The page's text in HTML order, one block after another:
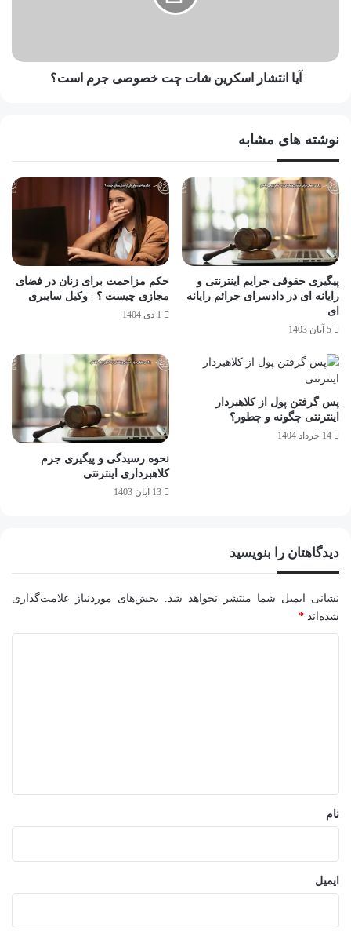
آیا انتشار اسکرین شات چت خصوصی جرم است؟
نوشته های مشابه
پیگیری حقوقی جرایم اینترنتی و
رایانه ای در دادسرای جرائم رایانه
ای
5 آبان 1403
حکم مزاحمت برای زنان در فضای
مجازی چیست ؟ | وکیل سایبری
1 دی 1404
پس گرفتن پول از کلاهبردار
اینترنتی چگونه و چطور؟
14 خرداد 1404
نحوه رسیدگی و پیگیری جرم
کلاهبرداری اینترنتی
13 آبان 1403
دیدگاهتان را بنویسید
نشانی ایمیل شما منتشر نخواهد شد.
بخش‌های موردنیاز علامت‌گذاری
شده‌اند *
نام
ایمیل